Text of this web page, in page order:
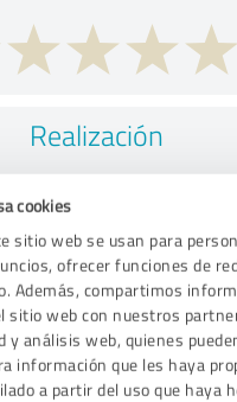
cookies
sitio web se usan para
ofrecer funciones de
Además, compartimos
sitio web con nuestros
y análisis web, quienes
información que les haya
a partir del uso que haya
Realización
Consultoría